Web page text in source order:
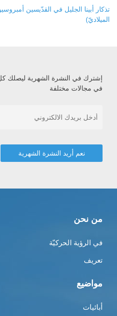
تذكار أبينا الجليل في القدّيسين
الميلاديّ)
إشترك في النشرة الشهرية ليصلك
في مجالات مختلفة
من نحن
في الرؤية الحركيّة
تعريف
مواضيع
أبائيات